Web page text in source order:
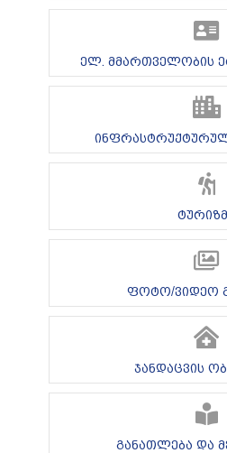
ელ. მმართველობის
ფოტო/ვიდეო
ჯანდაცვის
განათლება და